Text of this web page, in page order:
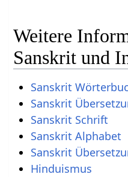
Weitere
Sanskrit und
Sanskrit
Sanskrit
Sanskrit Schrift
Sanskrit Alphabet
Sanskrit
Hinduismus